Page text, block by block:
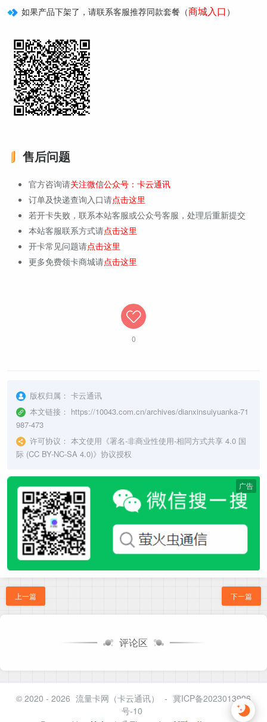
如果产品下架了，请联系客服推荐同款套餐（商城入口 ）
售后问题
官方咨询请关注微信公众号：卡云通讯
订单及快递查询入口请点击这里
若开卡失败，联系本站客服或公众号客服，处理后重新提交
本站客服联系方式请点击这里
开卡常见问题请点击这里
更多免费领卡商城请点击这里
0
版权归属： 卡云通讯
本文链接： https://10043.com.cn/archives/dianxinsuiyuanka-71
987-473
许可协议： 本文使用《署名-非商业性使用-相同方式共享 4.0 国
际 (CC BY-NC-SA 4.0)》协议授权
广告
上一篇 下一篇
评论区
© 2020 - 2026 流量卡网（卡云通讯） - 冀ICP备2023013996
号-10